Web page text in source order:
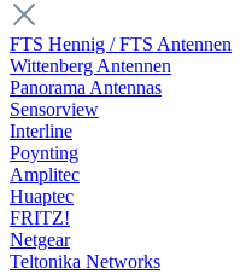
FTS Hennig / FTS Antennen
Wittenberg Antennen
Panorama Antennas
Sensorview
Interline
Poynting
Amplitec
Huaptec
FRITZ!
Netgear
Teltonika Networks